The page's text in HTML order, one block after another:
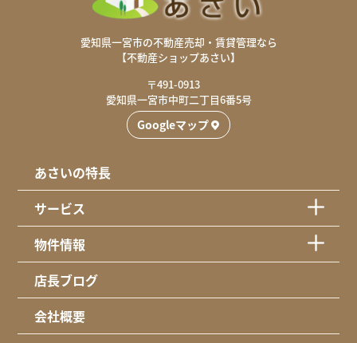
愛知県一宮市の不動産売却・賃貸管理なら
【不動産ショップあさい】
〒491-0913
愛知県一宮市中町二丁目6番5号
Googleマップ
あさいの特長
サービス
物件情報
店長ブログ
会社概要